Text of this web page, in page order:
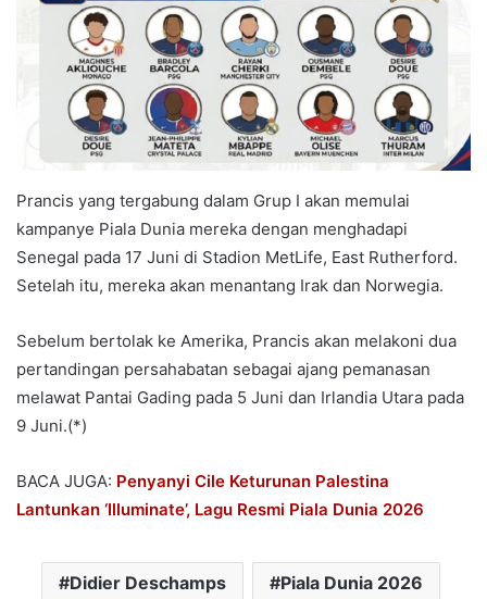
Prancis yang tergabung dalam Grup I akan memulai
kampanye Piala Dunia mereka dengan menghadapi
Senegal pada 17 Juni di Stadion MetLife, East Rutherford.
Setelah itu, mereka akan menantang Irak dan Norwegia.
Sebelum bertolak ke Amerika, Prancis akan melakoni dua
pertandingan persahabatan sebagai ajang pemanasan
melawat Pantai Gading pada 5 Juni dan Irlandia Utara pada
9 Juni.(*)
BACA JUGA: Penyanyi Cile Keturunan Palestina
Lantunkan ‘Illuminate’, Lagu Resmi Piala Dunia 2026
Didier Deschamps Piala Dunia 2026